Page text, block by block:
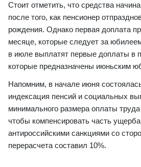
Стоит отметить, что средства
после того, как пенсионер
рождения. Однако первая доплата
месяце, которые следует за
в июле выплатят первые доплаты в
которые предназначены июньским
Напомним, в начале июня
индексация пенсий и социальных
минимального размера оплаты
чтобы компенсировать часть
антироссийскими санкциями со
перерасчета составил 10%.